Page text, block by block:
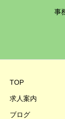
事
TOP
求人案内
ブログ